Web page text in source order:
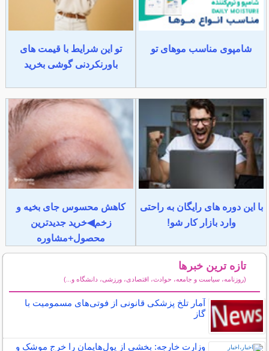
شامپوی مناسب موهای تو
تو این شرایط با قیمت های
باورنکردنی گوشی بخرید
با این دوره های رایگان به راحتی
وارد بازار کار شو!
کاهش محسوس جای بخیه و
زخم◀خرید جدیدترین
محصول+مشاوره
تازه ترین خبرها
(روزنامه، سیاست و جامعه، حوادث، اقتصادی، ورزشی، دانشگاه و...)
آمار تلخ پزشکی قانونی از فوتی‌های مسمومیت با
گاز
وزارت خارجه: بخشی از پول‌هایمان را خرج موشک و